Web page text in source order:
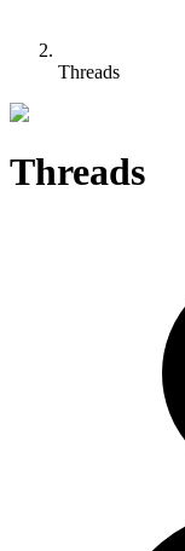
Threads
Threads